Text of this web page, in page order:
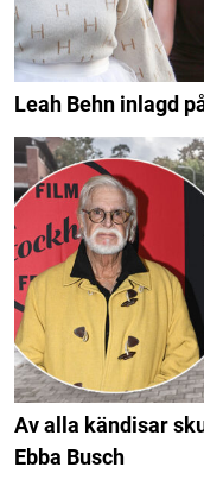
Leah Behn inlagd
Av alla kändisar
Ebba Busch